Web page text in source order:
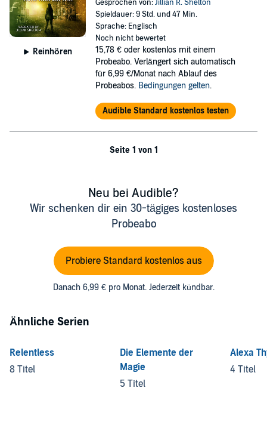
Reinhören
Gesprochen von:Jillian R. Shelton
Spieldauer: 9 Std. und 47 Min.
Sprache: Englisch
Noch nicht bewertet
15,78 € oder kostenlos mit einem
Probeabo. Verlängert sich automatisch
für 6,99 €/Monat nach Ablauf des
Probeabos. Bedingungen gelten.
Audible Standard kostenlos testen
Seite 1 von 1
Neu bei Audible?
Wir schenken dir ein 30-tägiges kostenloses
Probeabo
Probiere Standard kostenlos aus
Danach 6,99 € pro Monat. Jederzeit kündbar.
Ähnliche Serien
Relentless
8 Titel
Die Elemente der
Magie
5 Titel
Alexa
4 Titel